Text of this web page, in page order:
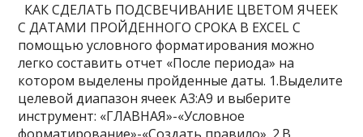
КАК СДЕЛАТЬ ПОДСВЕЧИВАНИЕ ЦВЕТОМ ЯЧЕЕК
С ДАТАМИ ПРОЙДЕННОГО СРОКА В EXCEL С
помощью условного форматирования можно
легко составить отчет «После периода» на
котором выделены пройденные даты. 1.Выделите
целевой диапазон ячеек A3:A9 и выберите
инструмент: «ГЛАВНАЯ»-«Условное